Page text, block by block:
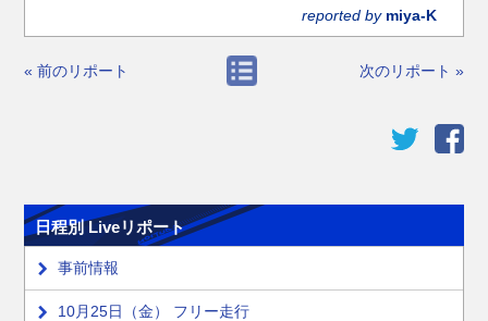
reported by miya-K
« 前のリポート 次のリポート »
日程別 Liveリポート
事前情報
10月25日（金） フリー走行